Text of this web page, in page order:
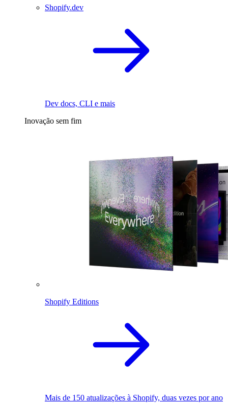
Shopify.dev
Dev docs, CLI e mais
Inovação sem fim
Shopify Editions
Mais de 150 atualizações à Shopify, duas vezes por ano